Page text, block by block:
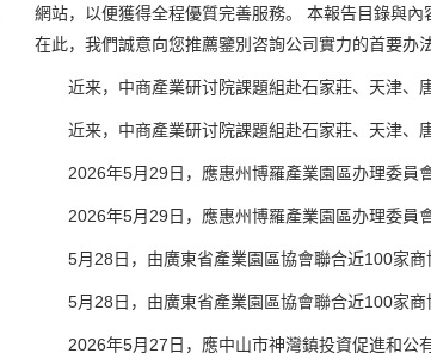
網站，以便獲得全程優質完善服務。 本報告目錄與
在此，我們誠意向您推薦鑒別咨詢公司實力的首要办法
近来，中商產業研讨院課題組赴石家莊、天津、唐
近来，中商產業研讨院課題組赴石家莊、天津、唐
2026年5月29日，應惠州博羅產業園區办理委員會
2026年5月29日，應惠州博羅產業園區办理委員會
5月28日，由廣東省產業園區協會聯合近100家商
5月28日，由廣東省產業園區協會聯合近100家商
2026年5月27日，應中山市神灣鎮投資促進和公有